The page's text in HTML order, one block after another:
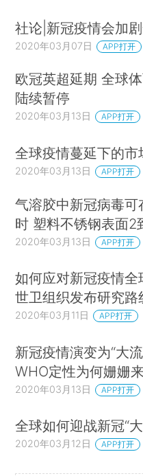
社论|新冠疫情会加
2020年03月07日 APP打开
欧冠英超延期 全球
陆续暂停
2020年03月13日 APP打开
全球疫情蔓延下的市
2020年03月13日 APP打开
气溶胶中新冠病毒
时 塑料不锈钢表面2
2020年03月13日 APP打开
如何应对新冠疫情全
世卫组织发布研究路
2020年03月11日 APP打开
新冠疫情演变为“大
WHO定性为何姗姗
2020年03月13日 APP打开
全球如何迎战新冠“
2020年03月12日 APP打开